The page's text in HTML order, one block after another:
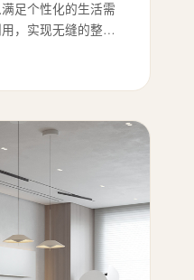
足个性化的生活需
，实现无缝的整…